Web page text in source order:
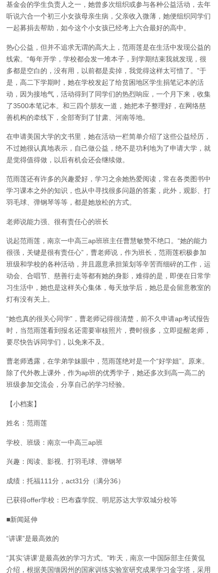
基金会的学生负责人之一，她曾多次组织或参与各种公益活动，去年
听说六合一个初三小女孩母亲生病，父亲收入微薄，她便组织同学们
一起募捐去帮助，如今这个小女孩已经考上六合最好的高中。
热心公益，但并不追求无谓的高大上，范雨莲是在生活中发现公益的
线索。“每年开学，学校都会发一堆本子，到学期结束我就发现，很
多都是空白的，没有用，以前都是卖掉，我觉得这样太可惜了。”于
是，高二下学期时，她在学校发起了给贫困地区学生捐笔记本的活
动，因为接地气，活动得到了同学们的热烈响应，一个月下来，收集
了3500本笔记本。和三四个朋友一道，她把本子整理好，在网络慈
善机构的牵线下，全部寄到了甘肃、河南等地。
在申请美国大学的文书里，她在活动一栏简单介绍了这些公益经历，
不过她很认真地表示，自己做公益，绝不是功利地为了申请大学，就
是觉得值得做，以后有机会还会继续做。
范雨莲还有许多的兴趣爱好，学习之余她热爱阅读，常在各类图书中
学习课本之外的知识，也从中寻找很多问题的答案，此外，观影、打
羽毛球、弹钢琴等等，都是她放松的方式。
老师说能力强、很有责任心的班长
说起范雨莲，南京一中高三ap班班主任曹慧敏赞不绝口。“她的能力
很强，关键是很有责任心”，曹老师说，作为班长，范雨莲积极参加
班级和学校的各种活动，并且愿意承担策划等辛苦而细碎的工作，运
动会、合唱节、慈善行走等都有她的身影，难得的是，即便在日常学
习生活中，她也是这样关心集体，每天放学后，她总是会留意教室的
灯有没有关上。
“她也真的很关心同学”，曹老师记得很清楚，前不久申请ap考试报告
时，当范雨莲看到报名还需要审核照片，费时很多，立即提醒老师，
要尽快告诉同学们，以免来不及。
曹老师透露，在学弟学妹眼中，范雨莲绝对是一个“好学姐”。原来。
除了代外教上课外，作为ap班的优秀学子，她还多次到高一高二的
班级参加交流会，分享自己的学习经验。
【小档案】
姓名：范雨莲
学校、班级：南京一中高三ap班
兴趣：阅读、影视、打羽毛球、弹钢琴
成绩：托福111分，act31分（满分36）
已获得offer学校：巴布森学院、明尼苏达大学双城分校等
■新闻延伸
“讲课”是最高效的
“其实‘讲课’是最高效的学习方式。”昨天，南京一中国际部主任黄侃
介绍，根据美国缅因州的国家训练实验室研究成果学习金字塔，采用